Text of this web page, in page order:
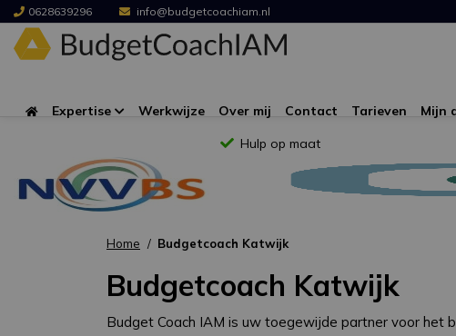
0628639296 info@budgetcoachiam.nl
Expertise Werkwijze Over mij Contact Tarieven Mijn
Hulp op maat
Home Budgetcoach Katwijk
Budgetcoach Katwijk
Budget Coach IAM is uw toegewijde partner voor het